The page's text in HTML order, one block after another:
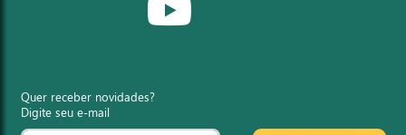
Quer receber novidades?
Digite seu e-mail